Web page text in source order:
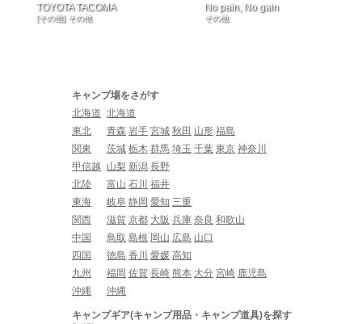
TOYOTA TACOMA
[その他] その他
No pain, No gain
その他
キャンプ場をさがす
北海道 北海道
東北
青森 岩手 宮城 秋田 山形 福島
関東
茨城 栃木 群馬 埼玉 千葉 東京 神奈川
甲信越
山梨 新潟 長野
北陸
富山 石川 福井
東海
岐阜 静岡 愛知 三重
関西
滋賀 京都 大阪 兵庫 奈良 和歌山
中国
鳥取 島根 岡山 広島 山口
四国
徳島 香川 愛媛 高知
九州
福岡 佐賀 長崎 熊本 大分 宮崎 鹿児島
沖縄
沖縄
キャンプギア(キャンプ用品・キャンプ道具)を探す